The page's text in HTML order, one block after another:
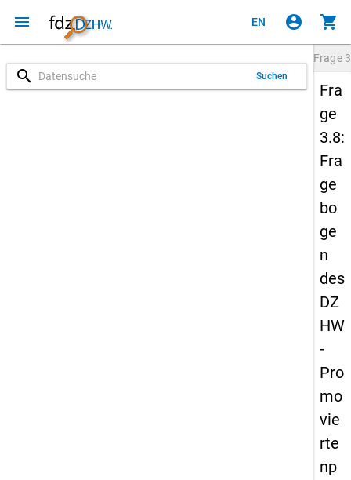
menu EN account_circle shopping_cart
search Suchen
Frage
Fra
ge
3.8:
Fra
ge
bo
ge
n
des
DZ
HW
-
Pro
mo
vie
rte
np